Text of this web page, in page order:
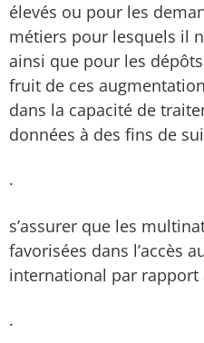
élevés ou pour les
métiers pour lesquels il
ainsi que pour les
fruit de ces
dans la capacité de
données à des fins de
·
s’assurer que les
favorisées dans l’accès
international par rapport
·